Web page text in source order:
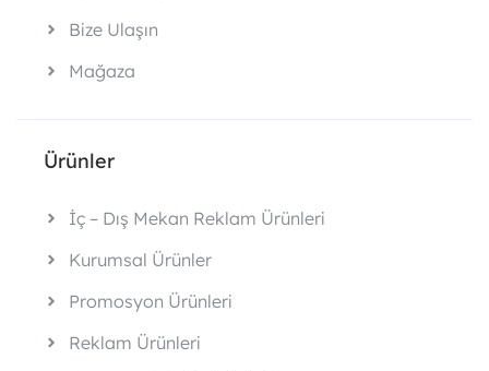
Bize Ulaşın
Mağaza
Ürünler
İç – Dış Mekan Reklam Ürünleri
Kurumsal Ürünler
Promosyon Ürünleri
Reklam Ürünleri